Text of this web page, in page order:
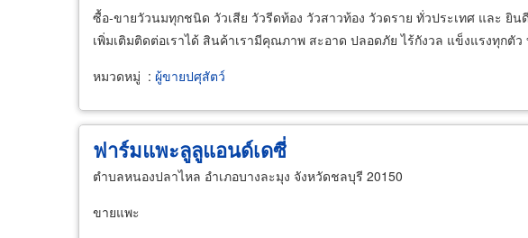
ซื้อ-ขายวัวนมทุกชนิด วัวเสีย วัวรีดท้อง วัวสาวท้อง วัวดราย ทั่วประเทศ และ ยิ
เพิ่มเติมติดต่อเราได้ สินค้าเรามีคุณภาพ สะอาด ปลอดภัย ไร้กังวล แข็งแรงทุกตั
หมวดหมู่ : ผู้ขายปศุสัตว์
ฟาร์มแพะลูลูแอนด์เดซี่
ตำบลหนองปลาไหล อำเภอบางละมุง จังหวัดชลบุรี 20150
ขายแพะ